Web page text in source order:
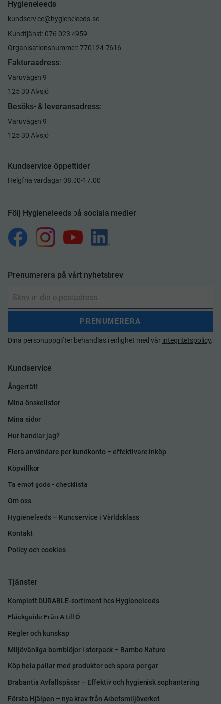
Hygieneleeds
kundservice@hygieneleeds.se
Kundtjänst: 076 023 4959
Organisationsnummer: 770124-7616
Fakturaadress:
Varuvägen 9
125 30 Älvsjö
Besöks- & leveransadress:
Varuvägen 9
125 30 Älvsjö
Kundservice öppettider
Helgfria vardagar 08.00-17.00
Följ Hygieneleeds på sociala medier
Prenumerera på vårt nyhetsbrev
PRENUMERERA
Dina personuppgifter behandlas i enlighet med vår integritetspolicy.
Kundservice
Ångerrätt
Mina önskelistor
Mina sidor
Hur handlar jag?
Flera användare per kundkonto – effektivare inköp
Köpvillkor
Ta emot gods - checklista
Om oss
Hygieneleeds – Kundservice i Världsklass
Kontakt
Policy och cookies
Tjänster
Komplett DURABLE-sortiment hos Hygieneleeds
Fläckguide Från A till Ö
Regler och kunskap
Miljövänliga barnblöjor i storpack – Bambo Nature
Köp hela pallar med produkter och spara pengar
Brabantia Avfallspåsar – Effektiv och hygienisk sophantering
Första Hjälpen – nya krav från Arbetsmiljöverket